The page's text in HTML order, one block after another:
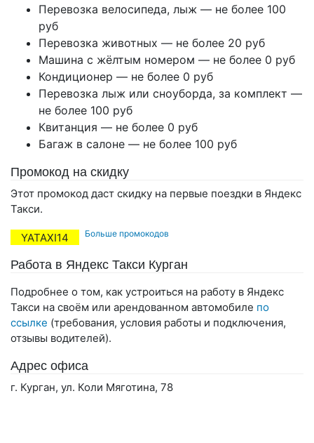
Перевозка велосипеда, лыж — не более 100
руб
Перевозка животных — не более 20 руб
Машина с жёлтым номером — не более 0 руб
Кондиционер — не более 0 руб
Перевозка лыж или сноуборда, за комплект —
не более 100 руб
Квитанция — не более 0 руб
Багаж в салоне — не более 100 руб
Промокод на скидку
Этот промокод даст скидку на первые поездки в Яндекс
Такси.
YATAXI14 Больше промокодов
Работа в Яндекс Такси Курган
Подробнее о том, как устроиться на работу в Яндекс
Такси на своём или арендованном автомобиле по
ссылке (требования, условия работы и подключения,
отзывы водителей).
Адрес офиса
г. Курган, ул. Коли Мяготина, 78